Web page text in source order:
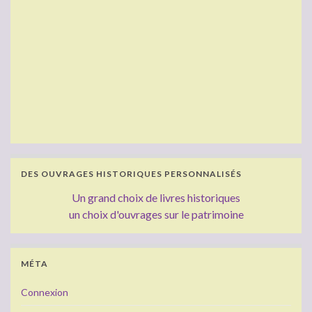
DES OUVRAGES HISTORIQUES PERSONNALISÉS
Un grand choix de livres historiques
un choix d'ouvrages sur le patrimoine
MÉTA
Connexion